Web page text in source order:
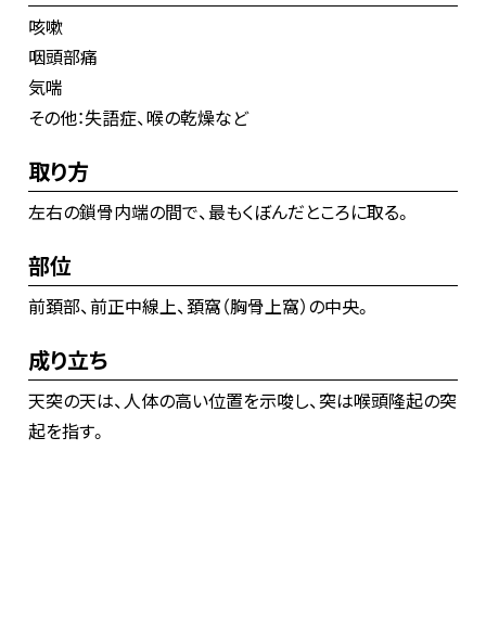
咳嗽
咽頭部痛
気喘
その他：失語症、喉の乾燥など
取り方
左右の鎖骨内端の間で、最もくぼんだところに取る。
部位
前頚部、前正中線上、頚窩（胸骨上窩）の中央。
成り立ち
天突の天は、人体の高い位置を示唆し、突は喉頭隆起の突
起を指す。